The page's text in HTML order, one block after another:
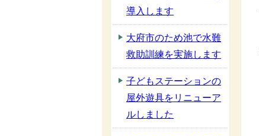
導入します
大府市のため池で水難
救助訓練を実施します
子どもステーションの
屋外遊具をリニューア
ルしました